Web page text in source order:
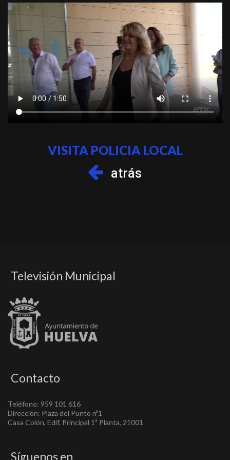
VISITA POLICIA LOCAL
atrás
Televisión Municipal
Contacto
Teléfono: 959 101 616
Dirección: Plaza del Punto nº1
Casa Colón, Edif. Principal 1ª Planta, 21001
Síguenos en